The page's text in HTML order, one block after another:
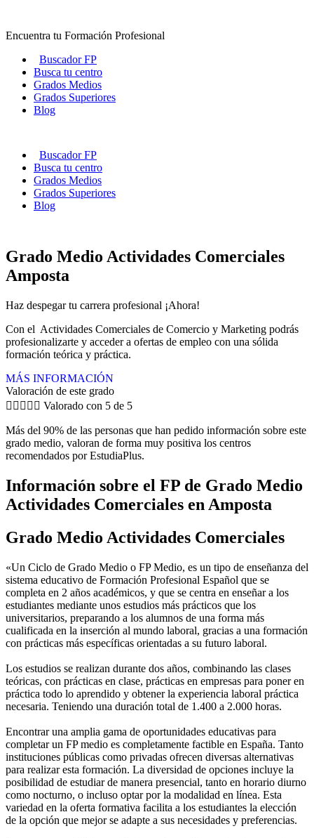
contenido
Encuentra tu Formación Profesional
Buscador FP
Busca tu centro
Grados Medios
Grados Superiores
Blog
Buscador FP
Busca tu centro
Grados Medios
Grados Superiores
Blog
Grado Medio Actividades Comerciales
Amposta
Haz despegar tu carrera profesional ¡Ahora!
Con el Actividades Comerciales de Comercio y Marketing podrás
profesionalizarte y acceder a ofertas de empleo con una sólida
formación teórica y práctica.
MÁS INFORMACIÓN
Valoración de este grado
     Valorado con 5 de 5
Más del 90% de las personas que han pedido información sobre este
grado medio, valoran de forma muy positiva los centros
recomendados por EstudiaPlus.
Información sobre el FP de Grado Medio
Actividades Comerciales en Amposta
Grado Medio Actividades Comerciales
«Un Ciclo de Grado Medio o FP Medio, es un tipo de enseñanza del
sistema educativo de Formación Profesional Español que se
completa en 2 años académicos, y que se centra en enseñar a los
estudiantes mediante unos estudios más prácticos que los
universitarios, preparando a los alumnos de una forma más
cualificada en la inserción al mundo laboral, gracias a una formación
con prácticas más específicas orientadas a su futuro laboral.
Los estudios se realizan durante dos años, combinando las clases
teóricas, con prácticas en clase, prácticas en empresas para poner en
práctica todo lo aprendido y obtener la experiencia laboral práctica
necesaria. Teniendo una duración total de 1.400 a 2.000 horas.
Encontrar una amplia gama de oportunidades educativas para
completar un FP medio es completamente factible en España. Tanto
instituciones públicas como privadas ofrecen diversas alternativas
para realizar esta formación. La diversidad de opciones incluye la
posibilidad de estudiar de manera presencial, tanto en horario diurno
como nocturno, o incluso optar por la modalidad en línea. Esta
variedad en la oferta formativa facilita a los estudiantes la elección
de la opción que mejor se adapte a sus necesidades y preferencias.